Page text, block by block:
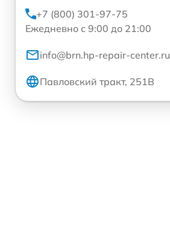
+7 (800) 301-97-75
Ежедневно с 9:00 до 21:00
info@brn.hp-repair-center.ru
Павловский тракт, 251В